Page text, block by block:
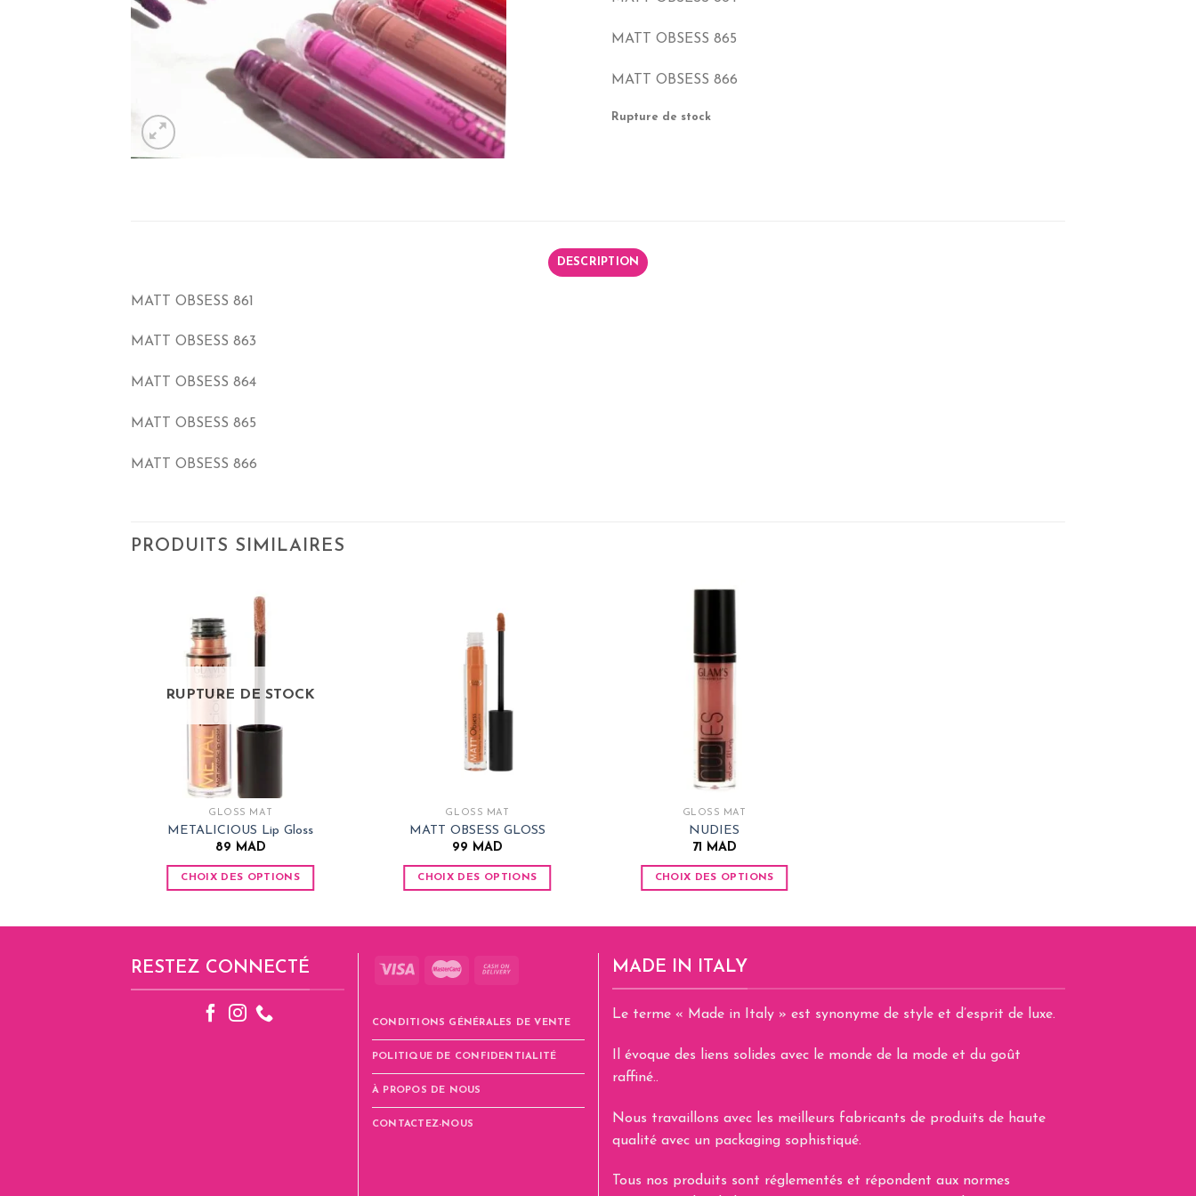
MATT OBSESS 865
MATT OBSESS 866
Rupture de stock
DESCRIPTION
MATT OBSESS 861
MATT OBSESS 863
MATT OBSESS 864
MATT OBSESS 865
MATT OBSESS 866
PRODUITS SIMILAIRES
RUPTURE DE STOCK
GLOSS MAT
METALICIOUS Lip Gloss
89 MAD
CHOIX DES OPTIONS
plusieurs
Les
options
GLOSS MAT
MATT OBSESS GLOSS
99 MAD
CHOIX DES OPTIONS
plusieurs
options
peuvent
choisies
sur
GLOSS MAT
NUDIES
71 MAD
CHOIX DES OPTIONS
plusieurs
la
page
produit
RESTEZ CONNECTÉ
CONDITIONS GÉNÉRALES DE VENTE
POLITIQUE DE CONFIDENTIALITÉ
À PROPOS DE NOUS
CONTACTEZ-NOUS
MADE IN ITALY
Le terme « Made in Italy » est synonyme de style et d’esprit de luxe.
Il évoque des liens solides avec le monde de la mode et du goût
raffiné..
Nous travaillons avec les meilleurs fabricants de produits de haute
qualité avec un packaging sophistiqué.
Tous nos produits sont réglementés et répondent aux normes